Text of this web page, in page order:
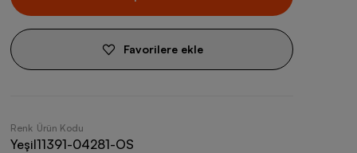
Favorilere ekle
Renk
Yeşil
Ürün Kodu
11391-04281-OS